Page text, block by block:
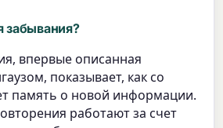
забывания?
впервые описанная
показывает, как со
память о новой информации.
работают за счет